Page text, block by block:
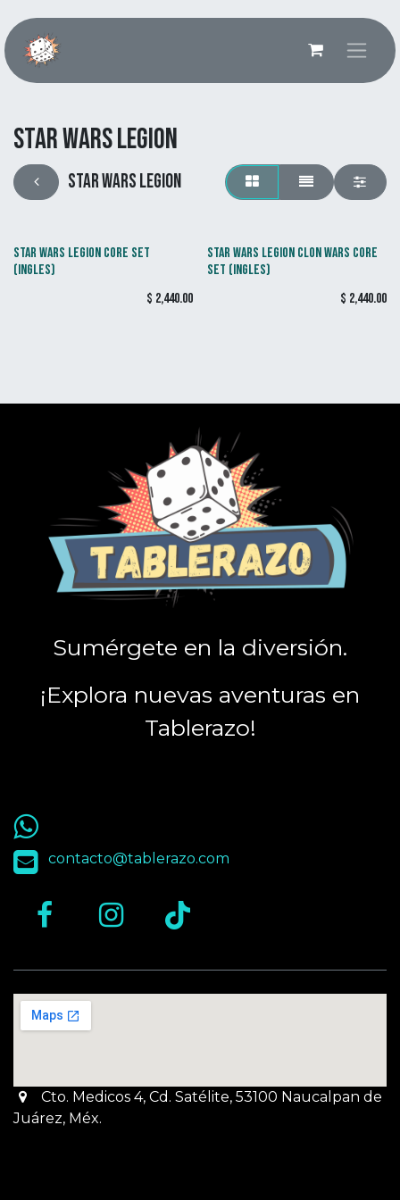
Star Wars Legion
Star Wars Legion
STAR WARS LEGION CORE SET
(INGLES)
$ 2,440.00
STAR WARS LEGION CLON WARS CORE
SET (INGLES)
$ 2,440.00
Sumérgete en la diversión.
¡Explora nuevas aventuras en
Tablerazo!
55 9563 4848
contacto@tablerazo.com
Cto. Medicos 4, Cd. Satélite, 53100 Naucalpan de
Juárez, Méx.